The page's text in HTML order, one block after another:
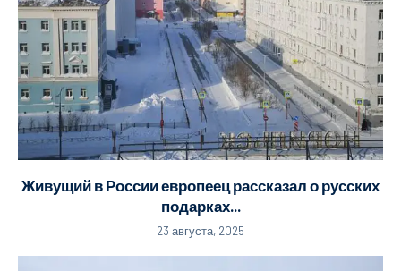
Живущий в России европеец рассказал о русских
подарках...
23 августа, 2025